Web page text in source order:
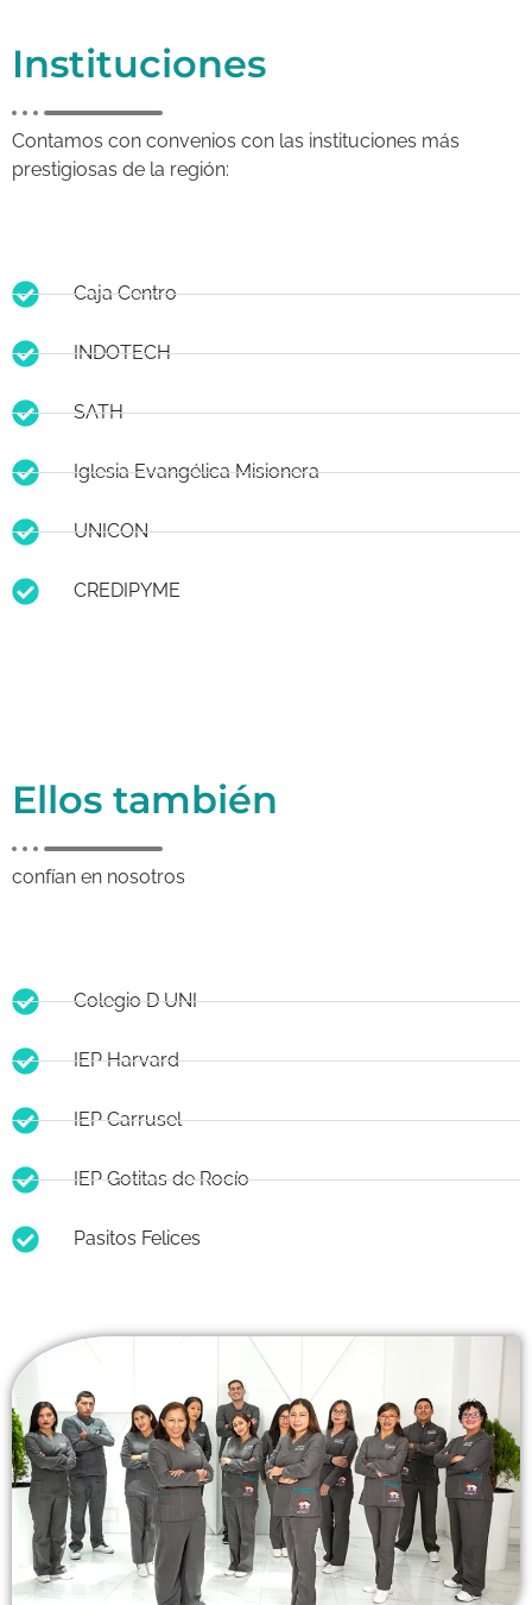
Instituciones
Contamos con convenios con las instituciones más
prestigiosas de la región:
Caja Centro
INDOTECH
SATH
Iglesia Evangélica Misionera
UNICON
CREDIPYME
Ellos también
confían en nosotros
Colegio D UNI
IEP Harvard
IEP Carrusel
IEP Gotitas de Rocío
Pasitos Felices